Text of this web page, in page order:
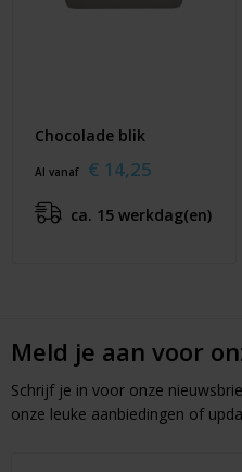
Chocolade blik
Al vanaf € 14,25
ca. 15 werkdag(en)
Meld je aan voor
Schrijf je in voor onze
onze leuke aanbiedingen of